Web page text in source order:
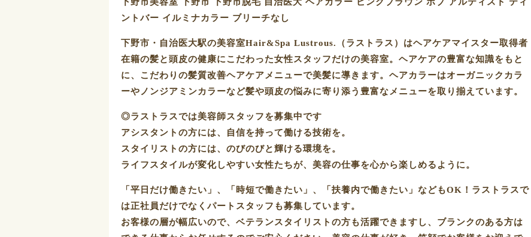
ントバー イルミナカラー ブリーチなし
下野市・自治医大駅の美容室Hair&Spa Lustrous.（ラストラス）はヘアケアマイスター取得者
在籍の髪と頭皮の健康にこだわった女性スタッフだけの美容室。ヘアケアの豊富な知識をもと
に、こだわりの髪質改善ヘアケアメニューで美髪に導きます。ヘアカラーはオーガニックカラ
ーやノンジアミンカラーなど髪や頭皮の悩みに寄り添う豊富なメニューを取り揃えています。
◎ラストラスでは美容師スタッフを募集中です
アシスタントの方には、自信を持って働ける技術を。
スタイリストの方には、のびのびと輝ける環境を。
ライフスタイルが変化しやすい女性たちが、美容の仕事を心から楽しめるように。
「平日だけ働きたい」、「時短で働きたい」、「扶養内で働きたい」などもOK！ラストラスで
は正社員だけでなくパートスタッフも募集しています。
お客様の層が幅広いので、ベテランスタイリストの方も活躍できますし、ブランクのある方は